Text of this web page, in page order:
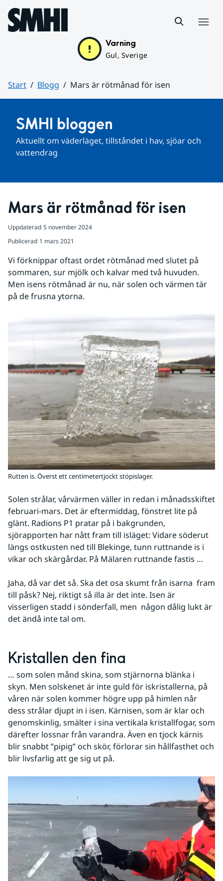
Hoppa till sidans innehåll
Varning
Gul, Sverige
Start Blogg
Mars är rötmånad för isen
SMHI bloggen
Aktuellt om väderläget, tillståndet i hav, sjöar och
vattendrag
Mars är rötmånad för isen
Uppdaterad 5 november 2024
Publicerad 1 mars 2021
Vi förknippar oftast ordet rötmånad med slutet på
sommaren, sur mjölk och kalvar med två huvuden.
Men isens rötmånad är nu, när solen och värmen tär
på de frusna ytorna.
Rutten is. Överst ett centimetertjockt stöpislager.
Solen strålar, vårvärmen väller in redan i månadsskiftet
februari-mars. Det är eftermiddag, fönstret lite på
glänt. Radions P1 pratar på i bakgrunden,
sjörapporten har nått fram till isläget: Vidare söderut
längs ostkusten ned till Blekinge, tunn ruttnande is i
vikar och skärgårdar. På Mälaren ruttnande fastis …
Jaha, då var det så. Ska det osa skumt från isarna  fram
till påsk? Nej, riktigt så illa är det inte. Isen är
visserligen stadd i sönderfall, men  någon dålig lukt är
det ändå inte tal om.
Kristallen den fina
… som solen månd skina, som stjärnorna blänka i
skyn. Men solskenet är inte guld för iskristallerna, på
våren när solen kommer högre upp på himlen når
dess strålar djupt in i isen. Kärnisen, som är klar och
genomskinlig, smälter i sina vertikala kristallfogar, som
därefter lossnar från varandra. Även en tjock kärnis
blir snabbt ”pipig” och skör, förlorar sin hållfasthet och
blir livsfarlig att ge sig ut på.